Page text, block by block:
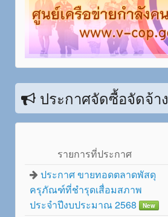
ประกาศจัดซื้อจัดจ้าง
รายการที่ประกาศ
ประกาศ ขายทอดตลาดพัสดุ
ครุภัณฑ์ที่ชำรุดเสื่อมสภาพ
ประจำปีงบประมาณ 2568
New